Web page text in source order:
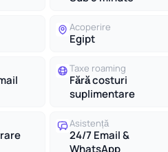
Acoperire
Egipt
Taxe roaming
Fără costuri
suplimentare
Asistență
24/7 Email &
WhatsApp